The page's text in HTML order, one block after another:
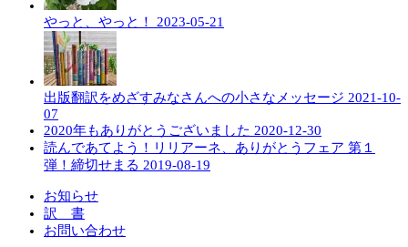
やっと、やっと！ 2023-05-21
出版翻訳をめざすみなさんへの小さなメッセージ 2021-10-
07
2020年もありがとうございました 2020-12-30
読んであてよう！リリアーネ、ありがとうフェア 第１
弾！締切せまる 2019-08-19
お知らせ
訳 書
お問い合わせ